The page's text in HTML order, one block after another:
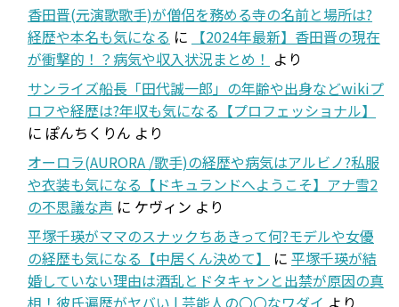
香田晋(元演歌歌手)が僧侶を務める寺の名前と場所は?
経歴や本名も気になる に
【2024年最新】香田晋の現在
が衝撃的！？病気や収入状況まとめ！ より
サンライズ船長「田代誠一郎」の年齢や出身などwikiプ
ロフや経歴は?年収も気になる【プロフェッショナル】
に ぽんちくりん より
オーロラ(AURORA /歌手)の経歴や病気はアルビノ?私服
や衣装も気になる【ドキュランドへようこそ】アナ雪2
の不思議な声 に ケヴィン より
平塚千瑛がママのスナックちあきって何?モデルや女優
の経歴も気になる【中居くん決めて】
に 平塚千瑛が結
婚していない理由は酒乱とドタキャンと出禁が原因の真
相！彼氏遍歴がヤバい | 芸能人の〇〇なワダイ より